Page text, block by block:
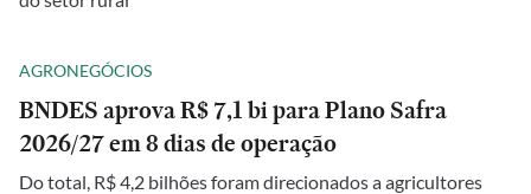
AGRONEGÓCIOS
BNDES aprova R$ 7,1 bi para Plano Safra
2026/27 em 8 dias de operação
Do total, R$ 4,2 bilhões foram direcionados a agricultores